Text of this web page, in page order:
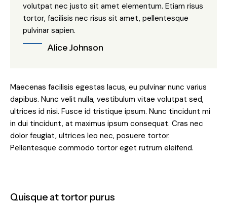
volutpat nec justo sit amet elementum. Etiam risus
tortor, facilisis nec risus sit amet, pellentesque
pulvinar sapien.
Alice Johnson
Maecenas facilisis egestas lacus, eu pulvinar nunc varius
dapibus. Nunc velit nulla, vestibulum vitae volutpat sed,
ultrices id nisi. Fusce id tristique ipsum. Nunc tincidunt mi
in dui tincidunt, at maximus ipsum consequat. Cras nec
dolor feugiat, ultrices leo nec, posuere tortor.
Pellentesque commodo tortor eget rutrum eleifend.
Quisque at tortor purus